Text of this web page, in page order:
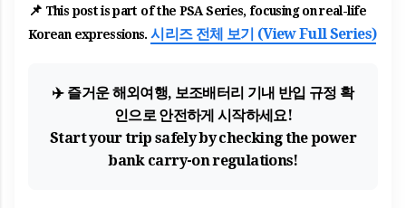
📌 This post is part of the PSA Series, focusing on real-life
Korean expressions. 시리즈 전체 보기 (View Full Series)
✈️ 즐거운 해외여행, 보조배터리 기내 반입 규정 확
인으로 안전하게 시작하세요!
Start your trip safely by checking the power
bank carry-on regulations!